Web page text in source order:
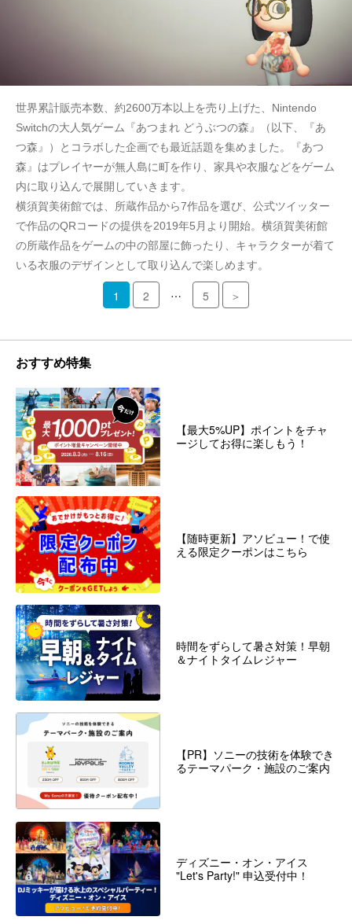
世界累計販売本数、約2600万本以上を売り上げた、Nintendo
Switchの大人気ゲーム『あつまれ どうぶつの森』（以下、『あ
つ森』）とコラボした企画でも最近話題を集めました。『あつ
森』はプレイヤーが無人島に町を作り、家具や衣服などをゲーム
内に取り込んで展開していきます。
横須賀美術館では、所蔵作品から7作品を選び、公式ツイッター
で作品のQRコードの提供を2019年5月より開始。横須賀美術館
の所蔵作品をゲームの中の部屋に飾ったり、キャラクターが着て
いる衣服のデザインとして取り込んで楽しめます。
1 2 … 5 ＞
おすすめ特集
【最大5%UP】ポイントをチャ
ージしてお得に楽しもう！
【随時更新】アソビュー！で使
える限定クーポンはこちら
時間をずらして暑さ対策！早朝
＆ナイトタイムレジャー
【PR】ソニーの技術を体験でき
るテーマパーク・施設のご案内
ディズニー・オン・アイス
"Let's Party!" 申込受付中！